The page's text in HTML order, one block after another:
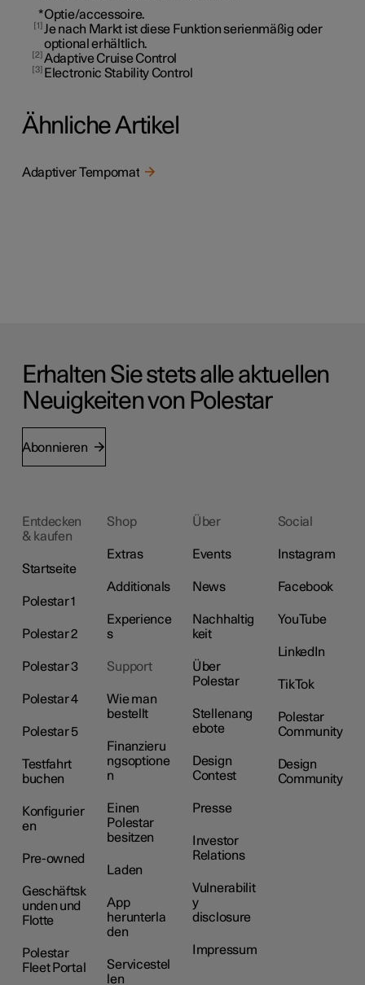
*Optie/accessoire.
1 Je nach Markt ist diese Funktion serienmäßig oder
optional erhältlich.
2 Adaptive Cruise Control
3 Electronic Stability Control
Ähnliche Artikel
Adaptiver Tempomat
Erhalten Sie stets alle aktuellen
Neuigkeiten von Polestar
Abonnieren
Entdecken
& kaufen
Startseite
Polestar 1
Polestar 2
Polestar 3
Polestar 4
Polestar 5
Testfahrt
buchen
Konfigurier
en
Pre-owned
Geschäftsk
unden und
Flotte
Polestar
Fleet Portal
Shop
Extras
Additionals
Experience
s
Support
Wie man
bestellt
Finanzieru
ngsoptione
n
Einen
Polestar
besitzen
Laden
App
herunterla
den
Servicestel
len
Über
Events
News
Nachhaltig
keit
Über
Polestar
Stellenang
ebote
Design
Contest
Presse
Investor
Relations
Vulnerabilit
y
disclosure
Impressum
Social
Instagram
Facebook
YouTube
LinkedIn
TikTok
Polestar
Community
Design
Community